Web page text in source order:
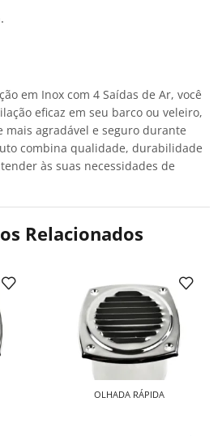
em Inox com 4 Saídas de Ar, você
eficaz em seu barco ou veleiro,
agradável e seguro durante
combina qualidade, durabilidade
às suas necessidades de
Relacionados
OLHADA RÁPIDA